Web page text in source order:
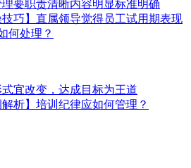
要职责清晰内容明显标准明确
技巧】直属领导觉得员工试用期表现
何处理？
宜改变，达成目标为王道
解析】培训纪律应如何管理？